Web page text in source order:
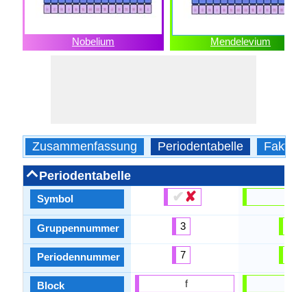
Nobelium Mendelevium
Zusammenfassung Periodentabelle Fakten
Periodentabelle
Symbol
Gruppennummer
Periodennummer
Block
✔✘
3
7
f